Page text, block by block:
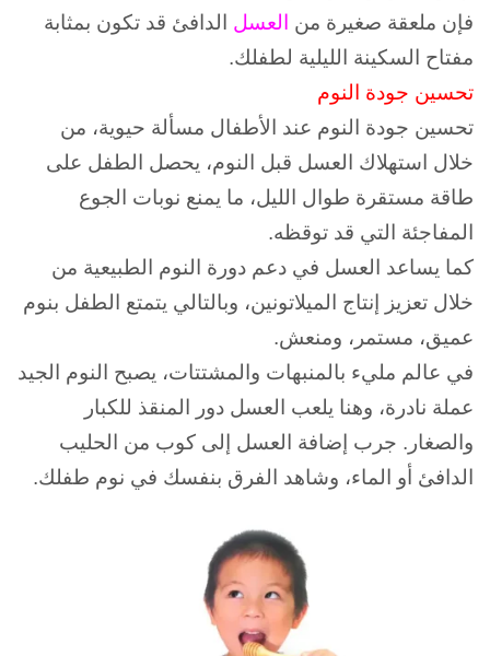
فإن ملعقة صغيرة من العسل الدافئ قد تكون بمثابة
مفتاح السكينة الليلية لطفلك.
تحسين جودة النوم
تحسين جودة النوم عند الأطفال مسألة حيوية، من
خلال استهلاك العسل قبل النوم، يحصل الطفل على
طاقة مستقرة طوال الليل، ما يمنع نوبات الجوع
المفاجئة التي قد توقظه.
كما يساعد العسل في دعم دورة النوم الطبيعية من
خلال تعزيز إنتاج الميلاتونين، وبالتالي يتمتع الطفل بنوم
عميق، مستمر، ومنعش.
في عالم مليء بالمنبهات والمشتتات، يصبح النوم الجيد
عملة نادرة، وهنا يلعب العسل دور المنقذ للكبار
والصغار. جرب إضافة العسل إلى كوب من الحليب
الدافئ أو الماء، وشاهد الفرق بنفسك في نوم طفلك.